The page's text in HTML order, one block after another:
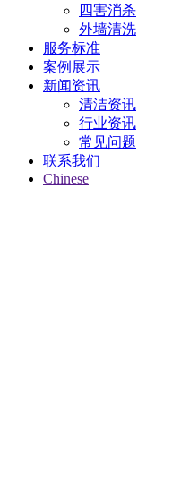
四害消杀
外墙清洗
服务标准
案例展示
新闻资讯
清洁资讯
行业资讯
常见问题
联系我们
Chinese